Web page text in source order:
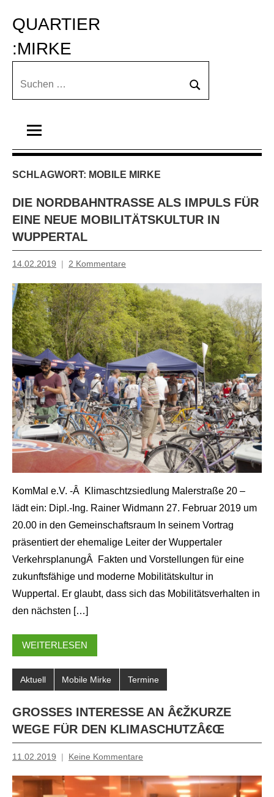
Inhalt
springen
QUARTIER
:MIRKE
Suchen
Suchen
SCHLAGWORT: MOBILE MIRKE
DIE NORDBAHNTRASSE ALS IMPULS FÜR
EINE NEUE MOBILITÄTSKULTUR IN
WUPPERTAL
14.02.2019
Inge
Grau
2 Kommentare
KomMal e.V. -Â Klimaschtzsiedlung Malerstraße 20 –
lädt ein: Dipl.-Ing. Rainer Widmann 27. Februar 2019 um
20.00 in den Gemeinschaftsraum In seinem Vortrag
präsentiert der ehemalige Leiter der Wuppertaler
VerkehrsplanungÂ Fakten und Vorstellungen für eine
zukunftsfähige und moderne Mobilitätskultur in
Wuppertal. Er glaubt, dass sich das Mobilitätsverhalten in
den nächsten […]
WEITERLESEN
Aktuell Mobile Mirke Termine
GROSSES INTERESSE AN Â€ŽKURZE
WEGE FÜR DEN KLIMASCHUTZÂ€Œ
11.02.2019
Inge
Grau
Keine Kommentare